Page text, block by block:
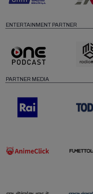
ENTERTAINMENT PARTNER
PARTNER MEDIA